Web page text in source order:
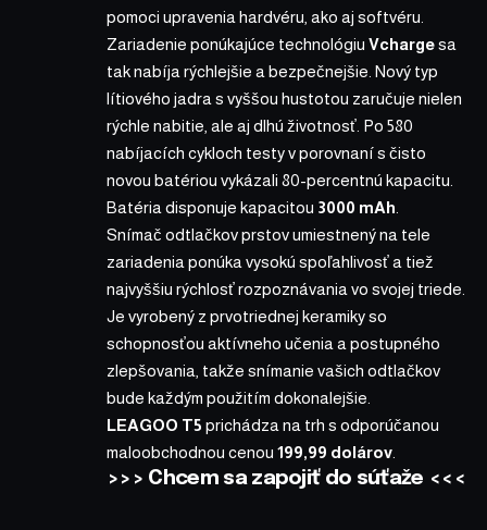
pomoci upravenia hardvéru, ako aj softvéru.
Zariadenie ponúkajúce technológiu Vchargesa
tak nabíja rýchlejšie a bezpečnejšie. Nový typ
lítiového jadra s vyššou hustotou zaručuje nielen
rýchle nabitie, ale aj dlhú životnosť. Po 580
nabíjacích cykloch testy v porovnaní s čisto
novou batériou vykázali 80-percentnú kapacitu.
Batéria disponuje kapacitou 3000 mAh
Snímač odtlačkov prstov umiestnený na tele
zariadenia ponúka vysokú spoľahlivosť a tiež
najvyššiu rýchlosť rozpoznávania vo svojej triede.
Je vyrobený z prvotriednej keramiky so
schopnosťou aktívneho učenia a postupného
zlepšovania, takže snímanie vašich odtlačkov
bude každým použitím dokonalejšie.
LEAGOO T5 prichádza na trh s odporúčanou
maloobchodnou cenou 199,99 dolárov
>>> Chcem sa zapojiť do súťaže <<<